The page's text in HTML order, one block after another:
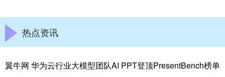
热点资讯
翼牛网 华为云行业大模型团队AI PPT登顶PresentBench榜单